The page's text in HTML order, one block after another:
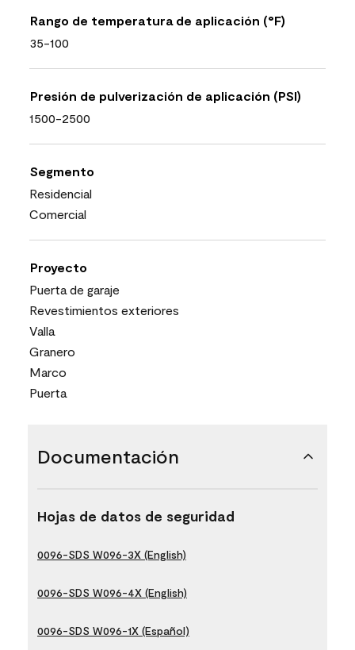
Rango de temperatura de aplicación (°F)
35-100
Presión de pulverización de aplicación (PSI)
1500-2500
Segmento
Residencial
Comercial
Proyecto
Puerta de garaje
Revestimientos exteriores
Valla
Granero
Marco
Puerta
Documentación
Hojas de datos de seguridad
0096-SDS W096-3X (English)
0096-SDS W096-4X (English)
0096-SDS W096-1X (Español)